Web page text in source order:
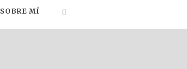
SOBRE MÍ